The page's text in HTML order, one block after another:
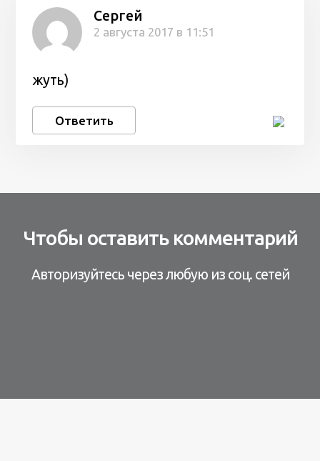
Сергей
2 августа 2017 в 11:51
жуть)
Ответить
Чтобы оставить комментарий
Авторизуйтесь через любую из соц. сетей